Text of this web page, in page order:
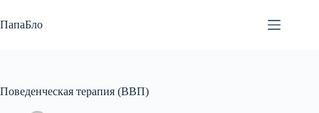
к
сути
ПапаБло
Поведенческая терапия (ВВП)